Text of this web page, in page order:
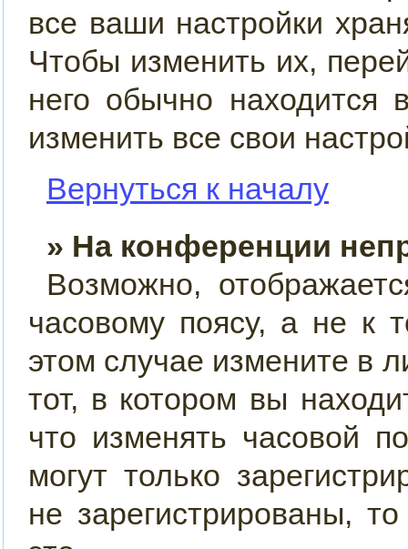
все ваши настройки
Чтобы изменить их,
него обычно
изменить все свои
Вернуться к началу
» На конференции
Возможно,
часовому поясу, а не к
этом случае измените в
тот, в котором вы
что изменять часовой
могут только
не зарегистрированы,